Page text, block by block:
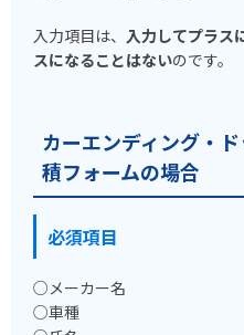
入力項目は、 入力してプラス
スになることはないのです。
カーエンディング・
積フォームの場合
必須項目
○メーカー名
○車種